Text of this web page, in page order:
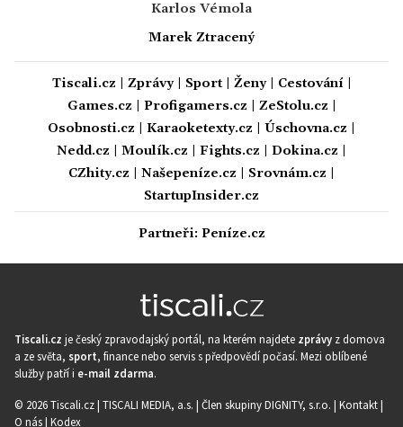
Karlos Vémola
Marek Ztracený
Tiscali.cz Zprávy| Sport| Ženy| Cestování|
Games.cz
Profigamers.cz ZeStolu.cz
Osobnosti.cz
Karaoketexty.cz Úschovna.cz
Nedd.cz
Moulík.cz Fights.cz Dokina.cz
CZhity.cz
Našepeníze.cz Srovnám.cz
StartupInsider.cz
Partneři: Peníze.cz
Tiscali.cz je český zpravodajský portál, na kterém najdete zprávy z domova
a ze světa, sport, finance nebo servis s předpovědí počasí. Mezi oblíbené
služby patří i e-mail zdarma.
© 2026 Tiscali.cz | TISCALI MEDIA, a.s. | Člen skupiny DIGNITY, s.r.o. | Kontakt|
O nás| Kodex